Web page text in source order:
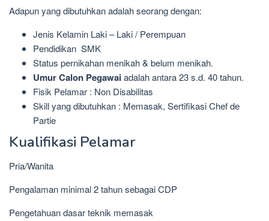
Adapun yang dibutuhkan adalah seorang dengan:
Jenis Kelamin Laki – Laki / Perempuan
Pendidikan SMK
Status pernikahan menikah & belum menikah.
Umur Calon Pegawaiadalah antara 23 s.d. 40 tahun.
Fisik Pelamar : Non Disabilitas
Skill yang dibutuhkan : Memasak, Sertifikasi Chef de
Partie
Kualifikasi Pelamar
Pria/Wanita
Pengalaman minimal 2 tahun sebagai CDP
Pengetahuan dasar teknik memasak